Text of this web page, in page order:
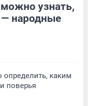
узнать,
— народные
определить, каким
поверья